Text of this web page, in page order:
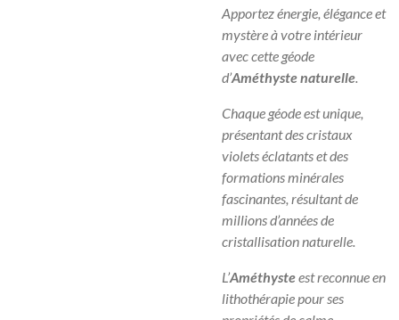
Apportez énergie, élégance et
mystère à votre intérieur
avec cette géode
d’Améthyste naturelle.
Chaque géode est unique,
présentant des cristaux
violets éclatants et des
formations minérales
fascinantes, résultant de
millions d’années de
cristallisation naturelle.
L’Améthysteest reconnue en
lithothérapie pour ses